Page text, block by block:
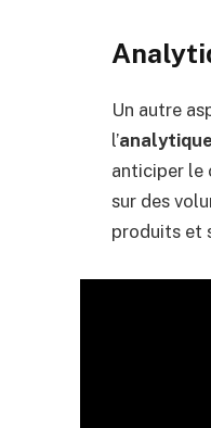
Un autre
l’
anticiper le
sur des
produits et